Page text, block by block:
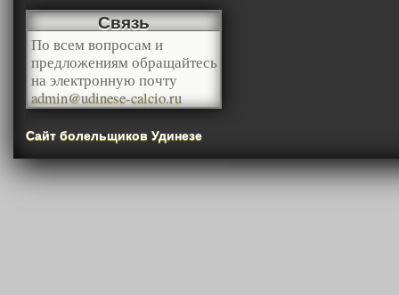
Связь
По всем вопросам и
предложениям обращайтесь
на электронную почту
admin@udinese-calcio.ru
Сайт болельщиков Удинезе